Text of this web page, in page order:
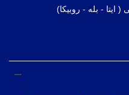
ایتا - بله - روبیکا)